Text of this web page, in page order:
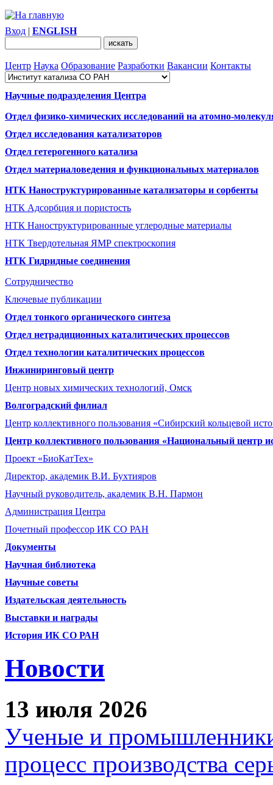
Вход | ENGLISH
Центр Наука Образование Разработки Вакансии Контакты
Научные подразделения Центра
Отдел физико-химических исследований на атомно-
Отдел исследования катализаторов
Отдел гетерогенного катализа
Отдел материаловедения и функциональных материалов
НТК Наноструктурированные катализаторы и сорбенты
НТК Адсорбция и пористость
НТК Наноструктурированные углеродные материалы
НТК Твердотельная ЯМР спектроскопия
НТК Гидридные соединения
Сотрудничество
Ключевые публикации
Отдел тонкого органического синтеза
Отдел нетрадиционных каталитических процессов
Отдел технологии каталитических процессов
Инжиниринговый центр
Центр новых химических технологий, Омск
Волгоградский филиал
Центр коллективного пользования «Сибирский кольцевой
Центр коллективного пользования «Национальный центр
Проект «БиоКатТех»
Директор, академик В.И. Бухтияров
Научный руководитель, академик В.Н. Пармон
Администрация Центра
Почетный профессор ИК СО РАН
Документы
Научная библиотека
Научные советы
Издательская деятельность
Выставки и награды
История ИК СО РАН
Новости
13 июля 2026
Ученые и
процесс производства